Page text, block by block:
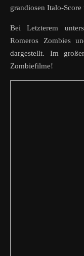
grandiosen Italo-Score
Bei Letzterem
Romeros Zombies
dargestellt. Im
Zombiefilme!